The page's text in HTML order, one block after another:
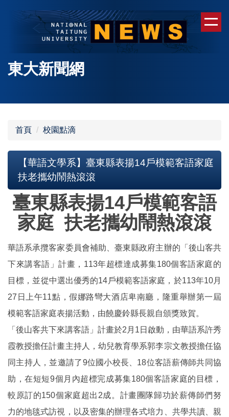
容
東大新聞網
首頁 校園點滴
【華語文學系】臺東縣表揚14戶模範客語家庭
扶老攜幼鬧熱滾滾
臺東縣表揚14戶模範客語
家庭 扶老攜幼鬧熱滾滾
華語系承攬客家委員會補助、臺東縣政府主辦的「後山客共
下來講客語」計畫，113年超標達成募集180個客語家庭的
目標，並從中選出優秀的14戶模範客語家庭，於113年10月
27日上午11點，假娜路彎大酒店卑南廳，隆重舉辦第一屆
模範客語家庭表揚活動，由饒慶鈴縣長親自頒獎致賀。
「後山客共下來講客語」計畫於2月1日啟動，由華語系許秀
霞教授擔任計畫主持人，幼兒教育學系郭李宗文教授擔任協
同主持人，並邀請了9位國小校長、18位客語薪傳師共同協
助，在短短9個月內超標完成募集180個客語家庭的目標，
較原訂的150個家庭超出2成。計畫團隊歸功於薪傳師們努
力的地毯式訪視，以及密集的辦理各式培力、共學共讀、親